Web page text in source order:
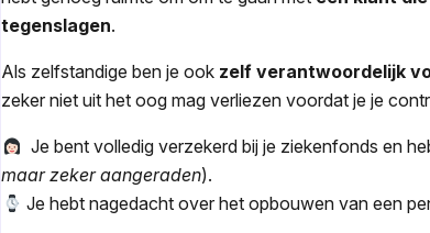
tegenslagen.
Als zelfstandige ben je ook zelf verantwoordelijk
zeker niet uit het oog mag verliezen voordat je je
Je bent volledig verzekerd bij je ziekenfonds en
maar zeker aangeraden).
Je hebt nagedacht over het opbouwen van een